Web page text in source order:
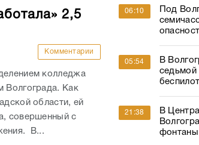
2,5
Комментарии
колледжа
Волгограда. Как
области, ей
совершенный с
В...
06:10
Под
05:54
В
седьмой
21:38
В
фонтаны